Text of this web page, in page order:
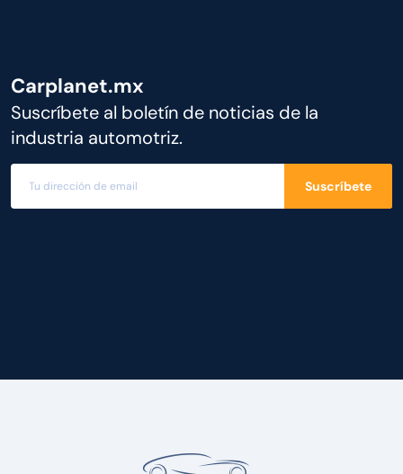
Carplanet.mx
Suscríbete al boletín de noticias de la
industria automotriz.
Suscríbete